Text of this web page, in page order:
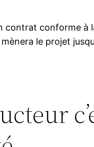
contrat conforme à
le projet